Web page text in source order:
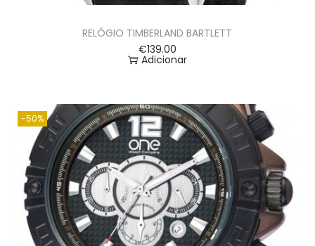
RELÓGIO TIMBERLAND BARTLETT
€139.00
Adicionar
-50%